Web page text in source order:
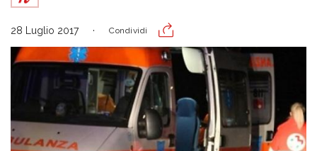
28 Luglio 2017 Condividi